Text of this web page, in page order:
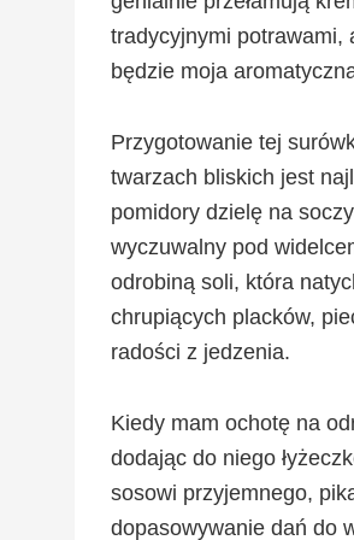
tradycyjnymi potrawami,
będzie moja
Przygotowanie tej
twarzach bliskich jest
pomidory dzielę na
wyczuwalny pod
odrobiną soli, która
chrupiących placków,
radości z jedzenia.
Kiedy mam ochotę na
dodając do niego
sosowi przyjemnego,
dopasowywanie dań do